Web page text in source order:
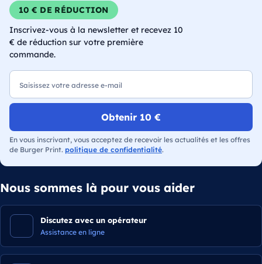
10 € DE RÉDUCTION
Inscrivez-vous à la newsletter et recevez 10
€ de réduction sur votre première
commande.
E-mail
Obtenir 10 €
En vous inscrivant, vous acceptez de recevoir les actualités et les offres
de Burger Print. politique de confidentialité.
Nous sommes là pour vous aider
Discutez avec un opérateur
Assistance en ligne